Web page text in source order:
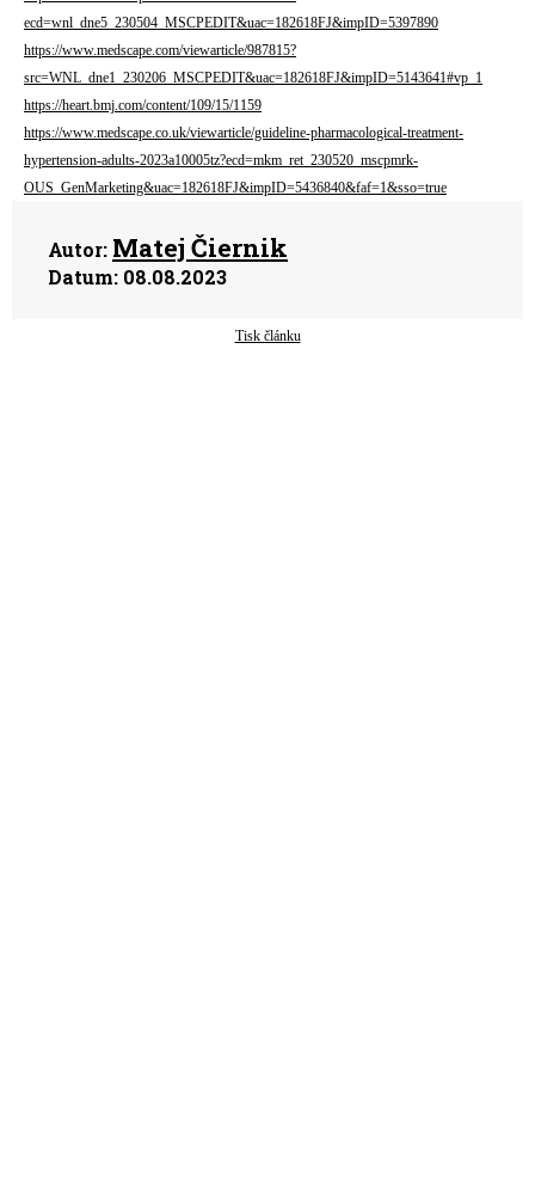
ecd=wnl_dne5_230504_MSCPEDIT&uac=182618FJ&impID=5397890
https://www.medscape.com/viewarticle/987815?
src=WNL_dne1_230206_MSCPEDIT&uac=182618FJ&impID=5143641#vp_1
https://heart.bmj.com/content/109/15/1159
https://www.medscape.co.uk/viewarticle/guideline-pharmacological-treatment-
hypertension-adults-2023a10005tz?ecd=mkm_ret_230520_mscpmrk-
OUS_GenMarketing&uac=182618FJ&impID=5436840&faf=1&sso=true
Autor: Matej Čiernik
Datum: 08.08.2023
Tisk článku